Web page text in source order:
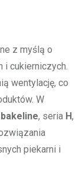
z myślą o
i cukierniczych.
wentylację, co
W
bakeline, seria H,
piekarni i